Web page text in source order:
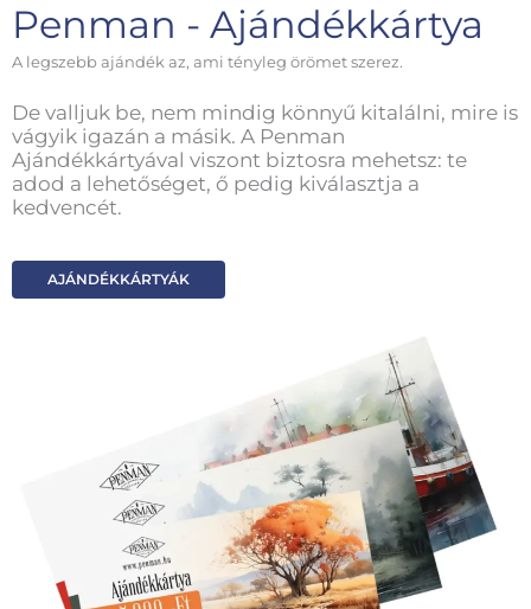
Penman - Ajándékkártya
A legszebb ajándék az, ami tényleg örömet szerez.
De valljuk be, nem mindig könnyű kitalálni, mire is
vágyik igazán a másik. A Penman
Ajándékkártyával viszont biztosra mehetsz: te
adod a lehetőséget, ő pedig kiválasztja a
kedvencét.
AJÁNDÉKKÁRTYÁK